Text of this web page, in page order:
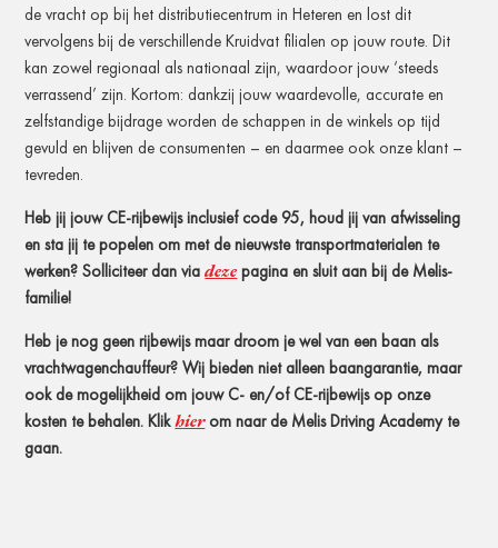
de vracht op bij het distributiecentrum in Heteren en lost dit
vervolgens bij de verschillende Kruidvat filialen op jouw route. Dit
kan zowel regionaal als nationaal zijn, waardoor jouw ‘steeds
verrassend’ zijn. Kortom: dankzij jouw waardevolle, accurate en
zelfstandige bijdrage worden de schappen in de winkels op tijd
gevuld en blijven de consumenten – en daarmee ook onze klant –
tevreden.
Heb jij jouw CE-rijbewijs inclusief code 95, houd jij van afwisseling
en sta jij te popelen om met de nieuwste transportmaterialen te
werken? Solliciteer dan viadeze pagina en sluit aan bij de Melis-
familie!
Heb je nog geen rijbewijs maar droom je wel van een baan als
vrachtwagenchauffeur? Wij bieden niet alleen baangarantie, maar
ook de mogelijkheid om jouw C- en/of CE-rijbewijs op onze
kosten te behalen. Klikhierom naar de Melis Driving Academy te
gaan.